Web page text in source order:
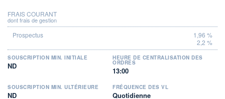
FRAIS COURANT
dont frais de gestion
1,96 %
2,2 %
SOUSCRIPTION MIN. INITIALE
ND
HEURE DE CENTRALISATION DES
ORDRES
13:00
SOUSCRIPTION MIN. ULTÉRIEURE
ND
FRÉQUENCE DES VL
Quotidienne